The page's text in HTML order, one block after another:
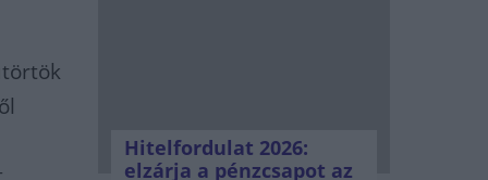
Hitelfordulat 2026:
elzárja a pénzcsapot az